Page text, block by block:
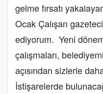
gelme fırsatı
Ocak Çalışan
ediyorum. Yeni
çalışmaları,
açısından sizlerle
İstişarelerde